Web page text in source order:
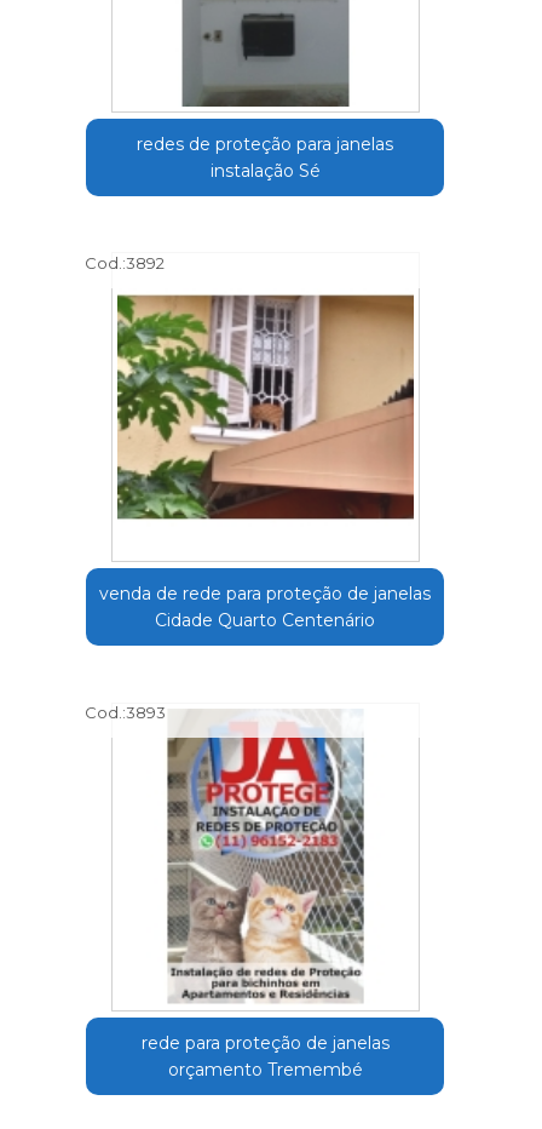
redes de proteção para janelas
instalação Sé
Cod.:3892
venda de rede para proteção de janelas
Cidade Quarto Centenário
Cod.:3893
rede para proteção de janelas
orçamento Tremembé